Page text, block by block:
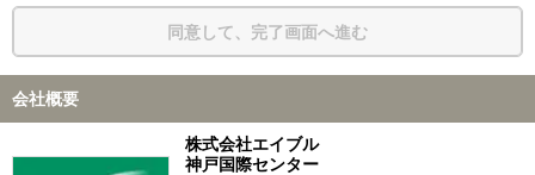
同意して、完了画面へ進む
会社概要
株式会社エイブル
神戸国際センター